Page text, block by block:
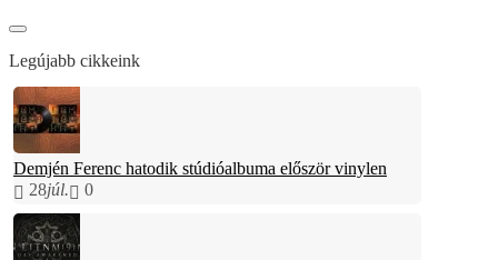
Legújabb cikkeink
Demjén Ferenc hatodik stúdióalbuma először vinylen
28júl. 0